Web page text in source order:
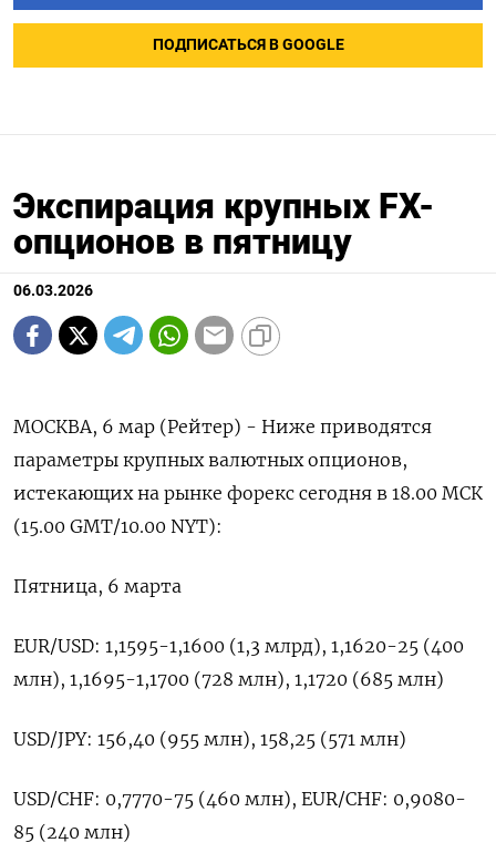
ПОДПИСАТЬСЯ В GOOGLE
Экспирация крупных FX-
опционов в пятницу
06.03.2026
МОСКВА, 6 мар (Рейтер) - Ниже приводятся
параметры крупных валютных ‌опционов,
истекающих на рынке форекс ​сегодня в 18.00 ​МСК
(15.00 ​GMT/10.00 NYT):
Пятница, ⁠6 ‌марта
EUR/USD: 1,1595-1,1600 (1,3 ‌млрд), 1,1620-25 (400
млн), 1,1695-1,1700 (728 млн), ​1,1720 (685 млн)
USD/JPY: ‌156,40 (955 млн), 158,25 (571 ​млн)
USD/CHF: 0,7770-75 (460 млн), ‌EUR/CHF: 0,9080-
85 (240 млн)